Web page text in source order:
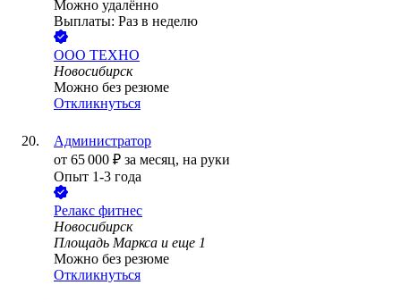
Можно удалённо
Выплаты: Раз в неделю
ООО ТЕХНО
Новосибирск
Можно без резюме
Откликнуться
Администратор
от 65 000 ₽ за месяц, на руки
Опыт 1-3 года
Релакс фитнес
Новосибирск
Площадь Маркса и еще 1
Можно без резюме
Откликнуться